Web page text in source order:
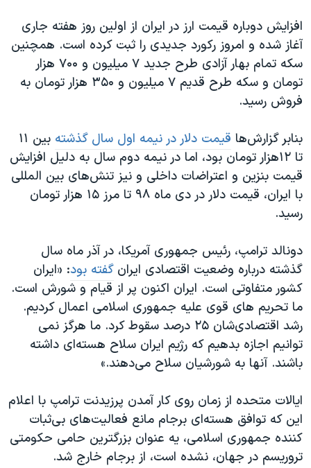
نرگس محمدی برنده جایزه نوبل صلح
همایش محافظه‌کاران آمریکا «سی‌پک»
صفحه‌های ویژه
سفر پرزیدنت ترامپ به چین
افزایش دوباره قیمت ارز در ایران از اولین روز هفته جاری
آغاز شده و امروز رکورد جدیدی را ثبت کرده است. همچنین
سکه تمام‌ بهار آزادی طرح جدید ۷ میلیون و ۷۰۰ هزار
تومان و سکه طرح قدیم ۷ میلیون و ۳۵۰ هزار تومان به
فروش رسید.
بنابر گزارش‌ها قیمت دلار در نیمه اول سال گذشته
بین ۱۱
تا ۱۲هزار تومان بود، اما در نیمه دوم سال به دلیل افزایش
قیمت بنزین و اعتراضات داخلی و نیز تنش‌های بین المللی
با ایران، قیمت دلار در دی ماه ۹۸ تا مرز ۱۵ هزار تومان
رسید.
دونالد ترامپ، رئیس جمهوری آمریکا، در آذر ماه سال
گذشته درباره وضعیت اقتصادی ایران گفته بود: «ایران
کشور متفاوتی است. ایران اکنون پر از قیام و شورش است.
ما تحریم های قوی علیه جمهوری اسلامی اعمال کردیم.
رشد اقتصادی‌‌شان ۲۵ درصد سقوط کرد. ما هرگز نمی
توانیم اجازه بدهیم که رژیم ایران سلاح هسته‌ای داشته
باشند. آنها به شورشیان سلاح می‌دهند.»
ایالات متحده از زمان روی کار آمدن پرزیدنت ترامپ با اعلام
این که توافق هسته‌ای برجام مانع فعالیت‌های بی‌ثبات
کننده جمهوری اسلامی، یه عنوان بزرگترین حامی حکومتی
تروریسم در جهان، نشده است، از برجام خارج شد.